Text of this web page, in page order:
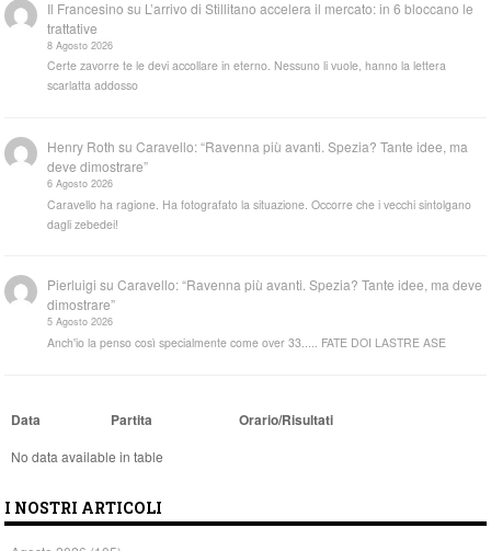
Il Francesino su L’arrivo di Stillitano accelera il mercato: in 6 bloccano le
trattative
8 Agosto 2026
Certe zavorre te le devi accollare in eterno. Nessuno li vuole, hanno la lettera
scarlatta addosso
Henry Roth suCaravello: “Ravenna più avanti. Spezia? Tante idee, ma
deve dimostrare”
6 Agosto 2026
Caravello ha ragione. Ha fotografato la situazione. Occorre che i vecchi sintolgano
dagli zebedei!
Pierluigi suCaravello: “Ravenna più avanti. Spezia? Tante idee, ma deve
dimostrare”
5 Agosto 2026
Anch'io la penso così specialmente come over 33..... FATE DOI LASTRE ASE
Data Partita Orario/Risultati
No data available in table
I NOSTRI ARTICOLI